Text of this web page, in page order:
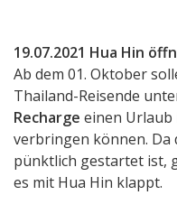
19.07.2021 Hua Hin
Ab dem 01. Oktober
Thailand-Reisende
Recharge einen Urlaub
verbringen können. Da
pünktlich gestartet ist,
es mit Hua Hin klappt.